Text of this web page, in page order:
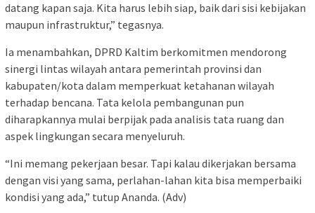
datang kapan saja. Kita harus lebih siap, baik dari sisi kebijakan
maupun infrastruktur,” tegasnya.
Ia menambahkan, DPRD Kaltim berkomitmen mendorong
sinergi lintas wilayah antara pemerintah provinsi dan
kabupaten/kota dalam memperkuat ketahanan wilayah
terhadap bencana. Tata kelola pembangunan pun
diharapkannya mulai berpijak pada analisis tata ruang dan
aspek lingkungan secara menyeluruh.
“Ini memang pekerjaan besar. Tapi kalau dikerjakan bersama
dengan visi yang sama, perlahan-lahan kita bisa memperbaiki
kondisi yang ada,” tutup Ananda. (Adv)